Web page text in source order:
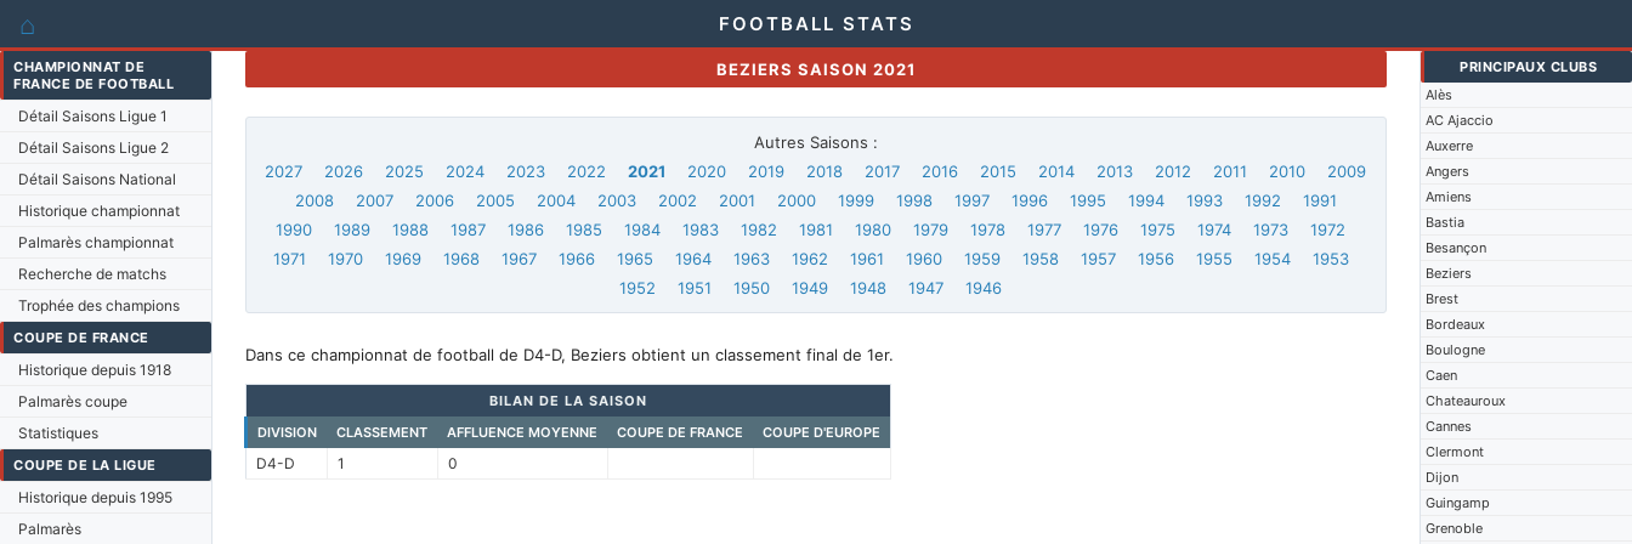
⌂ FOOTBALL STATS
CHAMPIONNAT DE
FRANCE DE FOOTBALL
Détail Saisons Ligue 1
Détail Saisons Ligue 2
Détail Saisons National
Historique championnat
Palmarès championnat
Recherche de matchs
Trophée des champions
COUPE DE FRANCE
Historique depuis 1918
Palmarès coupe
Statistiques
COUPE DE LA LIGUE
Historique depuis 1995
Palmarès
PRINCIPAUX CLUBS
Alès
AC Ajaccio
Auxerre
Angers
Amiens
Bastia
Besançon
Beziers
Brest
Bordeaux
Boulogne
Caen
Chateauroux
Cannes
Clermont
Dijon
Guingamp
Grenoble
BEZIERS SAISON 2021
Autres Saisons :
2027
2026 2025 2024 2023 2022 2021 2020 2019 2018 2017 2016 2015 2014 2013 2012 2011 2010
2009
2008
2007 2006 2005 2004 2003 2002 2001 2000 1999 1998 1997 1996 1995 1994 1993 1992
1991
1990
1989 1988 1987 1986 1985 1984 1983 1982 1981 1980 1979 1978 1977 1976 1975 1974 1973
1972
1971
1970 1969 1968 1967 1966 1965 1964 1963 1962 1961 1960 1959 1958 1957 1956 1955 1954
1953
1952
1951 1950 1949 1948 1947 1946
Dans ce championnat de football de D4-D, Beziers obtient un classement final de 1er.
BILAN DE LA SAISON
DIVISION
CLASSEMENT AFFLUENCE MOYENNE COUPE DE FRANCE COUPE D'EUROPE
D4-D 1 0